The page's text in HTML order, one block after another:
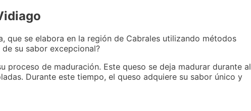
que se elabora en la región de Cabrales utilizando métodos
su sabor excepcional?
proceso de maduración. Este queso se deja madurar durante al
Durante este tiempo, el queso adquiere su sabor único y